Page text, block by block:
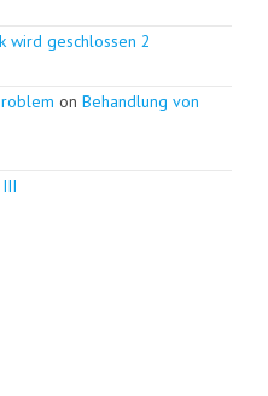
wird geschlossen 2
on Behandlung von